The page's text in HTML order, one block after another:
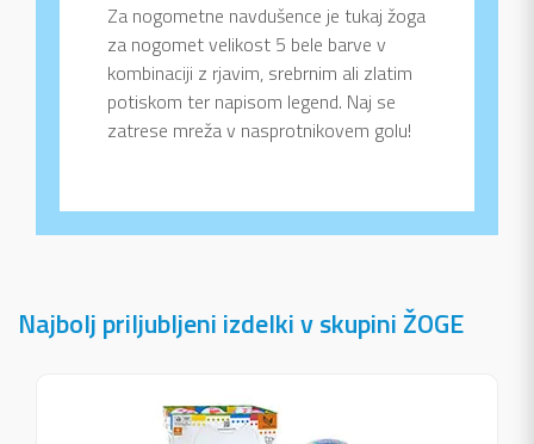
Za nogometne navdušence je tukaj žoga
za nogomet velikost 5 bele barve v
kombinaciji z rjavim, srebrnim ali zlatim
potiskom ter napisom legend. Naj se
zatrese mreža v nasprotnikovem golu!
Najbolj priljubljeni izdelki v skupini ŽOGE